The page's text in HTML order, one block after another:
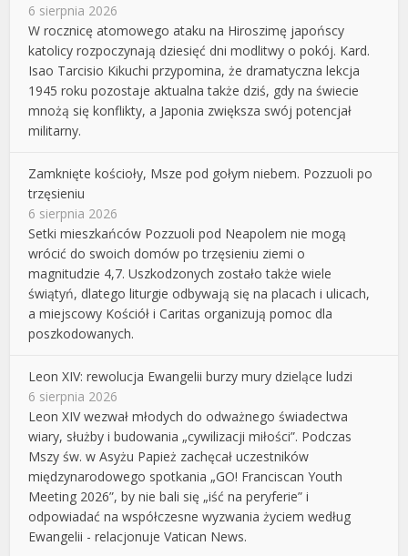
6 sierpnia 2026
W rocznicę atomowego ataku na Hiroszimę japońscy
katolicy rozpoczynają dziesięć dni modlitwy o pokój. Kard.
Isao Tarcisio Kikuchi przypomina, że dramatyczna lekcja
1945 roku pozostaje aktualna także dziś, gdy na świecie
mnożą się konflikty, a Japonia zwiększa swój potencjał
militarny.
Zamknięte kościoły, Msze pod gołym niebem. Pozzuoli po
trzęsieniu
6 sierpnia 2026
Setki mieszkańców Pozzuoli pod Neapolem nie mogą
wrócić do swoich domów po trzęsieniu ziemi o
magnitudzie 4,7. Uszkodzonych zostało także wiele
świątyń, dlatego liturgie odbywają się na placach i ulicach,
a miejscowy Kościół i Caritas organizują pomoc dla
poszkodowanych.
Leon XIV: rewolucja Ewangelii burzy mury dzielące ludzi
6 sierpnia 2026
Leon XIV wezwał młodych do odważnego świadectwa
wiary, służby i budowania „cywilizacji miłości”. Podczas
Mszy św. w Asyżu Papież zachęcał uczestników
międzynarodowego spotkania „GO! Franciscan Youth
Meeting 2026”, by nie bali się „iść na peryferie” i
odpowiadać na współczesne wyzwania życiem według
Ewangelii - relacjonuje Vatican News.